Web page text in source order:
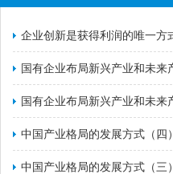
​中国产业格局的发展方式（四）
​中国产业格局的发展方式（三）